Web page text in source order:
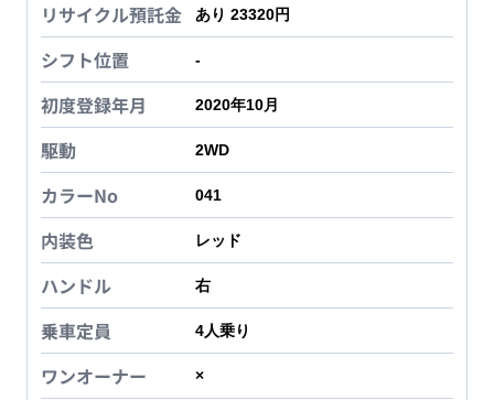
リサイクル預託金 あり 23320円
シフト位置 -
初度登録年月 2020年10月
駆動 2WD
カラーNo 041
内装色 レッド
ハンドル 右
乗車定員 4人乗り
ワンオーナー ×